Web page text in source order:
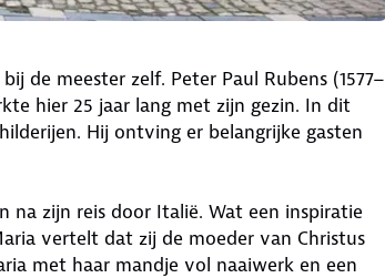
de meester zelf. Peter Paul Rubens (1577–
hier 25 jaar lang met zijn gezin. In dit
Hij ontving er belangrijke gasten
na zijn reis door Italië. Wat een inspiratie
vertelt dat zij de moeder van Christus
met haar mandje vol naaiwerk en een